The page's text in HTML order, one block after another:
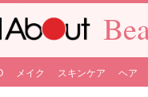
メイク スキンケア ヘア